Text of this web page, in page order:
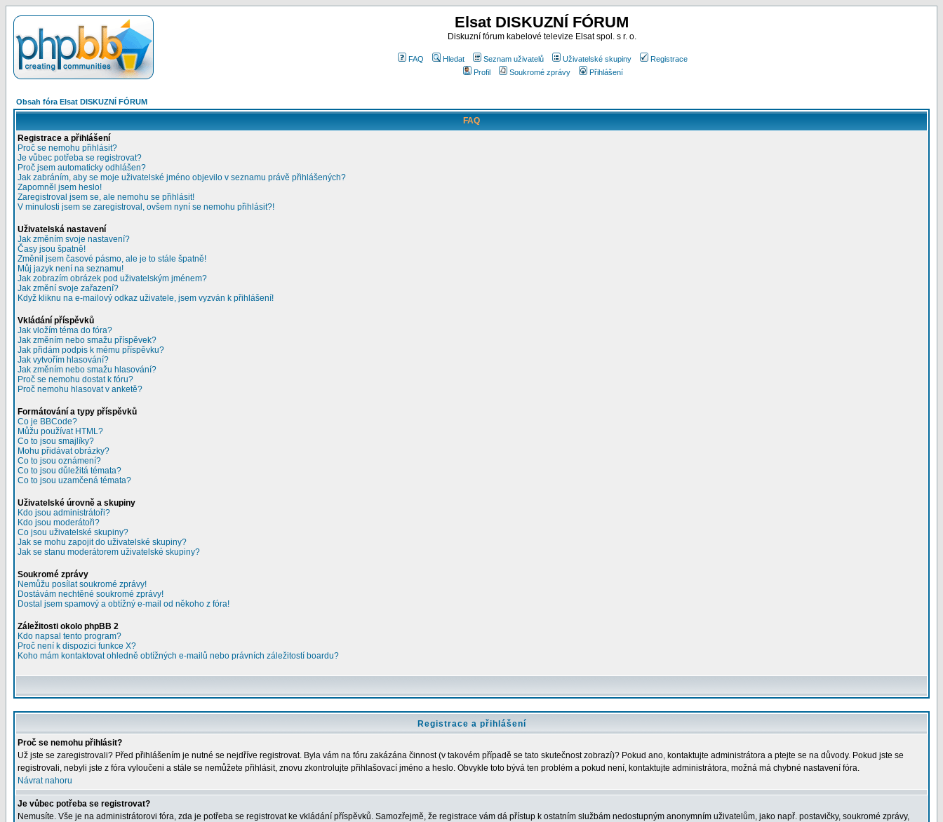
Elsat DISKUZNÍ FÓRUM
Diskuzní fórum kabelové televize Elsat spol. s r. o.
FAQ Hledat Seznam uživatelů Uživatelské skupiny
Registrace
Profil
Soukromé zprávy Přihlášení
Obsah fóra Elsat DISKUZNÍ FÓRUM
FAQ
Registrace a přihlášení
Proč se nemohu přihlásit?
Je vůbec potřeba se registrovat?
Proč jsem automaticky odhlášen?
Jak zabráním, aby se moje uživatelské jméno objevilo v seznamu právě přihlášených?
Zapomněl jsem heslo!
Zaregistroval jsem se, ale nemohu se přihlásit!
V minulosti jsem se zaregistroval, ovšem nyní se nemohu přihlásit?!
Uživatelská nastavení
Jak změním svoje nastavení?
Časy jsou špatně!
Změnil jsem časové pásmo, ale je to stále špatně!
Můj jazyk není na seznamu!
Jak zobrazím obrázek pod uživatelským jménem?
Jak změní svoje zařazení?
Když kliknu na e-mailový odkaz uživatele, jsem vyzván k přihlášení!
Vkládání příspěvků
Jak vložím téma do fóra?
Jak změním nebo smažu příspěvek?
Jak přidám podpis k mému příspěvku?
Jak vytvořím hlasování?
Jak změním nebo smažu hlasování?
Proč se nemohu dostat k fóru?
Proč nemohu hlasovat v anketě?
Formátování a typy příspěvků
Co je BBCode?
Můžu používat HTML?
Co to jsou smajlíky?
Mohu přidávat obrázky?
Co to jsou oznámení?
Co to jsou důležitá témata?
Co to jsou uzamčená témata?
Uživatelské úrovně a skupiny
Kdo jsou administrátoři?
Kdo jsou moderátoři?
Co jsou uživatelské skupiny?
Jak se mohu zapojit do uživatelské skupiny?
Jak se stanu moderátorem uživatelské skupiny?
Soukromé zprávy
Nemůžu posílat soukromé zprávy!
Dostávám nechtěné soukromé zprávy!
Dostal jsem spamový a obtížný e-mail od někoho z fóra!
Záležitosti okolo phpBB 2
Kdo napsal tento program?
Proč není k dispozici funkce X?
Koho mám kontaktovat ohledně obtížných e-mailů nebo právních záležitostí boardu?
Registrace a přihlášení
Proč se nemohu přihlásit?
Už jste se zaregistrovali? Před přihlášením je nutné se nejdříve registrovat. Byla vám na fóru zakázána činnost (v takovém případě se tato skutečnost zobrazí)? Pokud ano, kontaktujte administrátora a ptejte se na důvody. Pokud jste se
registrovali, nebyli jste z fóra vyloučeni a stále se nemůžete přihlásit, znovu zkontrolujte přihlašovací jméno a heslo. Obvykle toto bývá ten problém a pokud není, kontaktujte administrátora, možná má chybné nastavení fóra.
Návrat nahoru
Je vůbec potřeba se registrovat?
Nemusíte. Vše je na administrátorovi fóra, zda je potřeba se registrovat ke vkládání příspěvků. Samozřejmě, že registrace vám dá přístup k ostatním službám nedostupným anonymním uživatelům, jako např. postavičky, soukromé zprávy,